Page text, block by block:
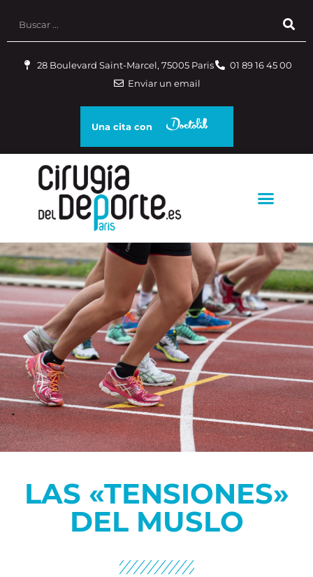
28 Boulevard Saint-Marcel, 75005 Paris
01 89 16 45 00
Enviar un email
Una cita con
LAS «TENSIONES»
DEL MUSLO